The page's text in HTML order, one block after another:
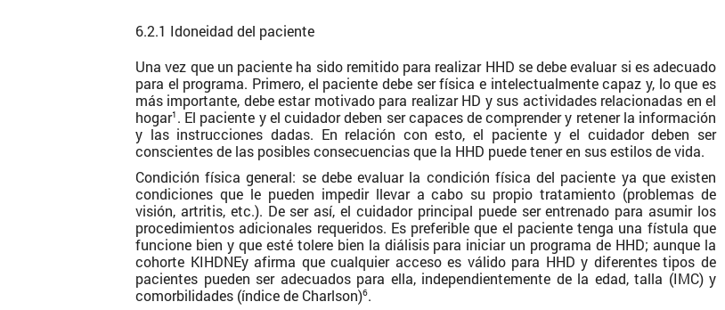
6.2.1 Idoneidad del paciente
Una vez que un paciente ha sido remitido para realizar HHD se debe evaluar si es adecuado
para el programa. Primero, el paciente debe ser física e intelectualmente capaz y, lo que es
más importante, debe estar motivado para realizar HD y sus actividades relacionadas en el
hogar1 . El paciente y el cuidador deben ser capaces de comprender y retener la información
y las instrucciones dadas. En relación con esto, el paciente y el cuidador deben ser
conscientes de las posibles consecuencias que la HHD puede tener en sus estilos de vida.
Condición física general: se debe evaluar la condición física del paciente ya que existen
condiciones que le pueden impedir llevar a cabo su propio tratamiento (problemas de
visión, artritis, etc.). De ser así, el cuidador principal puede ser entrenado para asumir los
procedimientos adicionales requeridos. Es preferible que el paciente tenga una fístula que
funcione bien y que esté tolere bien la diálisis para iniciar un programa de HHD; aunque la
cohorte KIHDNEy afirma que cualquier acceso es válido para HHD y diferentes tipos de
pacientes pueden ser adecuados para ella, independientemente de la edad, talla (IMC) y
comorbilidades (índice de Charlson)6.